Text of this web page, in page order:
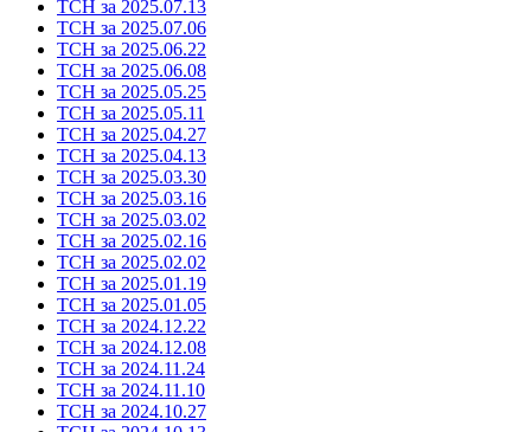
ТСН за 2025.07.13
ТСН за 2025.07.06
ТСН за 2025.06.22
ТСН за 2025.06.08
ТСН за 2025.05.25
ТСН за 2025.05.11
ТСН за 2025.04.27
ТСН за 2025.04.13
ТСН за 2025.03.30
ТСН за 2025.03.16
ТСН за 2025.03.02
ТСН за 2025.02.16
ТСН за 2025.02.02
ТСН за 2025.01.19
ТСН за 2025.01.05
ТСН за 2024.12.22
ТСН за 2024.12.08
ТСН за 2024.11.24
ТСН за 2024.11.10
ТСН за 2024.10.27